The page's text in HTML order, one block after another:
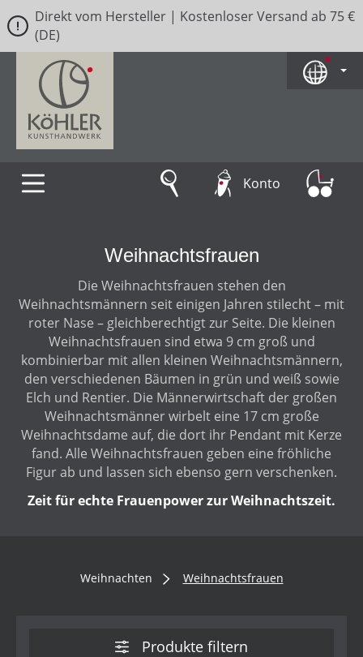
Zum Hauptinhalt springen
Direkt vom Hersteller | Kostenloser Versand ab 75 €
(DE)
Konto
Weihnachtsfrauen
Die Weihnachtsfrauen stehen den
Weihnachtsmännern seit einigen Jahren stilecht – mit
roter Nase – gleichberechtigt zur Seite. Die kleinen
Weihnachtsfrauen sind etwa 9 cm groß und
kombinierbar mit allen kleinen Weihnachtsmännern,
den verschiedenen Bäumen in grün und weiß sowie
Elch und Rentier. Die Männerwirtschaft der großen
Weihnachtsmänner wirbelt eine 17 cm große
Weihnachtsdame auf, die dort ihr Pendant mit Kerze
fand. Alle Weihnachtsfrauen geben eine fröhliche
Figur ab und lassen sich ebenso gern verschenken.
Zeit für echte Frauenpower zur Weihnachtszeit.
Weihnachten Weihnachtsfrauen
Produkte filtern